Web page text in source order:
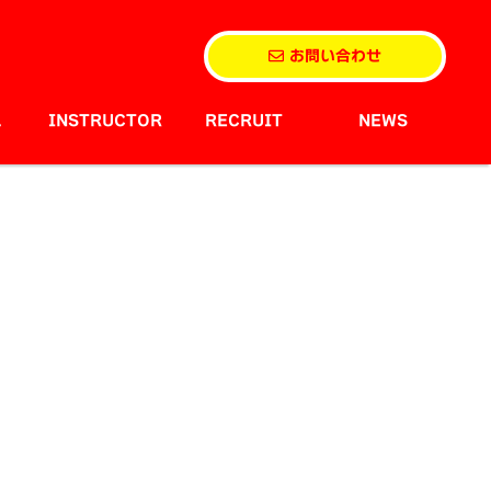
お問い合わせ
INSTRUCTOR RECRUIT NEWS